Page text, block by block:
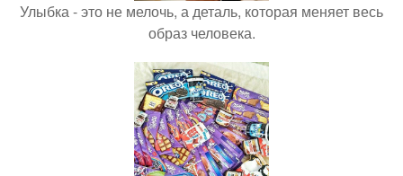
Улыбка - это не мелочь, а деталь, которая меняет весь
образ человека.